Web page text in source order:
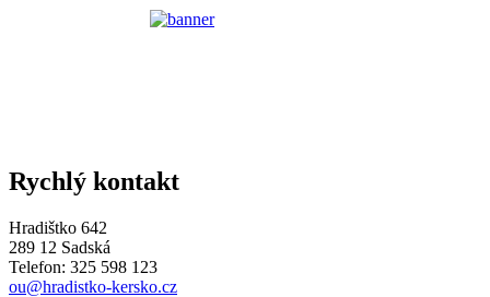
Rychlý kontakt
Hradištko 642
289 12 Sadská
Telefon: 325 598 123
ou@hradistko-kersko.cz